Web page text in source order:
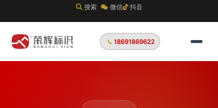
搜索 微信 抖音
18691869622